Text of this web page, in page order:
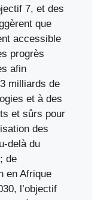
7, et des
que
accessible
progrès
afin
milliards de
et à des
et sûrs pour
des
delà du
de
en Afrique
l’objectif